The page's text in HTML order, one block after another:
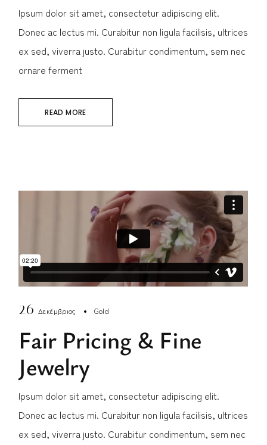
Ipsum dolor sit amet, consectetur adipiscing elit.
Donec ac lectus mi. Curabitur non ligula facilisis, ultrices
ex sed, viverra justo. Curabitur condimentum, sem nec
ornare ferment
READ MORE
26 Δεκέμβριος Gold
Fair Pricing & Fine
Jewelry
Ipsum dolor sit amet, consectetur adipiscing elit.
Donec ac lectus mi. Curabitur non ligula facilisis, ultrices
ex sed, viverra justo. Curabitur condimentum, sem nec